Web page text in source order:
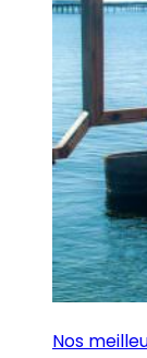
Nos